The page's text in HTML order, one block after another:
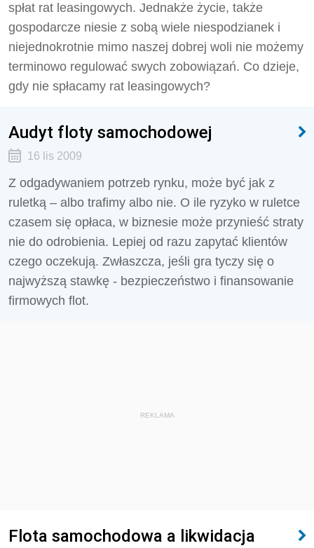
spłat rat leasingowych. Jednakże życie, także
gospodarcze niesie z sobą wiele niespodzianek i
niejednokrotnie mimo naszej dobrej woli nie możemy
terminowo regulować swych zobowiązań. Co dzieje,
gdy nie spłacamy rat leasingowych?
Audyt floty samochodowej
16 lis 2009
Z odgadywaniem potrzeb rynku, może być jak z
ruletką – albo trafimy albo nie. O ile ryzyko w ruletce
czasem się opłaca, w biznesie może przynieść straty
nie do odrobienia. Lepiej od razu zapytać klientów
czego oczekują. Zwłaszcza, jeśli gra tyczy się o
najwyższą stawkę - bezpieczeństwo i finansowanie
firmowych flot.
REKLAMA
Flota samochodowa a likwidacja